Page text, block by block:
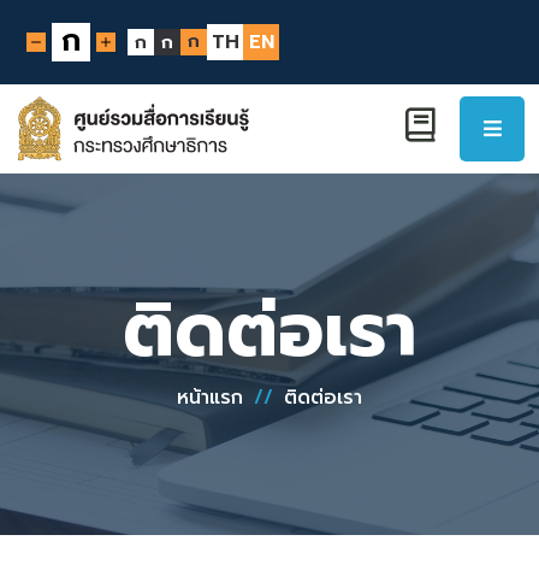
ก ก ก ก TH EN
ติดต่อเรา
หน้าแรก // ติดต่อเรา